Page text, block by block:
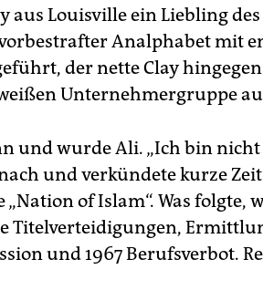
aus Louisville ein Liebling
Analphabet mit
der nette Clay
Unternehmergruppe
und wurde Ali. „Ich bin
und verkündete kurze
„Nation of Islam“. Was
Titelverteidigungen,
und 1967 Berufsverbot.